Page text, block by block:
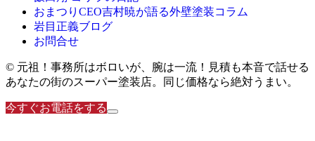
おまつりCEO吉村暁が語る外壁塗装コラム
岩目正義ブログ
お問合せ
© 元祖！事務所はボロいが、腕は一流！見積も本音で話せる
あなたの街のスーパー塗装店。同じ価格なら絶対うまい。
今すぐお電話をする